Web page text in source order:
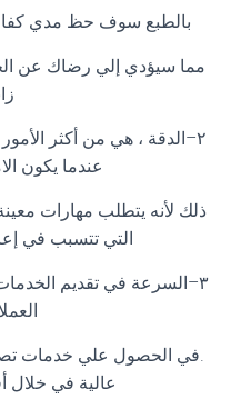
بالطبع سوف حظ مدي
مما سيؤدي إلي رضاك عن
٢–الدقة ، هي من أكثر
عندما يكون
ذلك لأنه يتطلب مهارات
التي تتسبب في
٣–السرعة في تقديم
.في الحصول علي خدمات
عالية في خلال